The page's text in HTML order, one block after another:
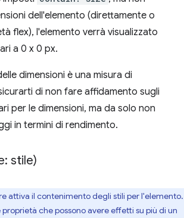
dell'elemento (direttamente o
flex), l'elemento verrà visualizzato
a 0 x 0 px.
dimensioni è una misura di
di non fare affidamento sugli
per le dimensioni, ma da solo non
in termini di rendimento.
stile)
attiva il contenimento degli stili per l'elemento.
che possono avere effetti su più di un